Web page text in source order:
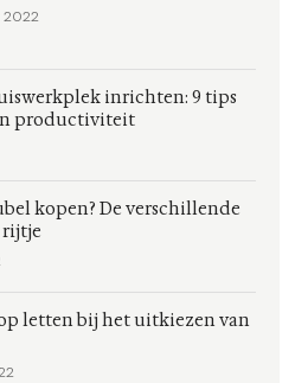
2022
inrichten: 9 tips
productiviteit
kopen? De verschillende
rijtje
letten bij het uitkiezen van